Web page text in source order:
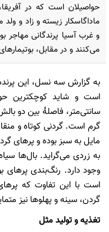
حواصیلان است که در
ماداگاسکار زیسته و زاد و
و غرب آسیا پرندگانی مهاجر
می‌کنند و در مقابل،
به گزارش سه نسل، این
گرم است. گردنی کوتاه و
مایل به سبز بوده و پرهای
به زردی می‌گراید. بال‌ها
وجود دارد. رنگ‌بندی پرهای
است با این تفاوت که
گردن، سینه و پهلوها نیز
تغذیه و تولید مثل